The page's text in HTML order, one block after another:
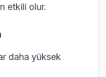
etkili olur.
daha yüksek